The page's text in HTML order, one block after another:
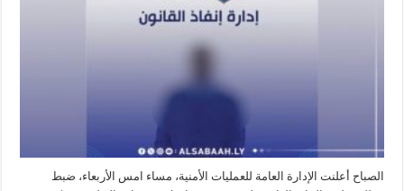
بوزارة
التعليم
الصباح أعلنت الإدارة العامة للعمليات الأمنية، مساء امس الأربعاء، ضبط